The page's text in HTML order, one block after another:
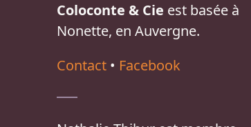
Coloconte & Cie est basée à
Nonette, en Auvergne.
Contact • Facebook